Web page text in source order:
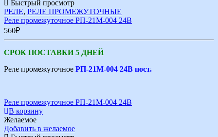
Быстрый просмотр
РЕЛЕ, РЕЛЕ ПРОМЕЖУТОЧНЫЕ
Реле промежуточное РП-21М-004 24В
560₽
СРОК ПОСТАВКИ 5 ДНЕЙ
Реле промежуточное РП-21М-004 24В пост.
Реле промежуточное РП-21М-004 24В
В корзину
Желаемое
Добавить в желаемое